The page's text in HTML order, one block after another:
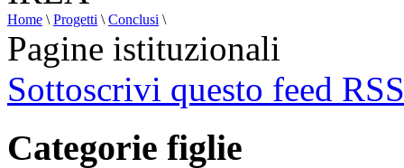
Home \ Progetti \ Conclusi \
Pagine istituzionali
Sottoscrivi questo feed RSS
Categorie figlie